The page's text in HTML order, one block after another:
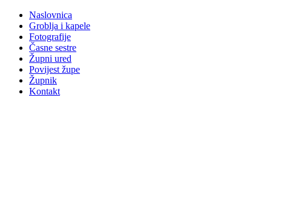
Naslovnica
Groblja i kapele
Fotografije
Časne sestre
Župni ured
Povijest župe
Župnik
Kontakt